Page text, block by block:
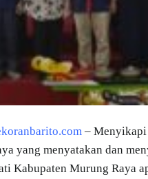
– Menyikapi
yang menyatakan dan
Kabupaten Murung Raya